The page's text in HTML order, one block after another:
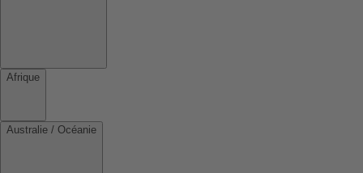
Afrique
Australie / Océanie